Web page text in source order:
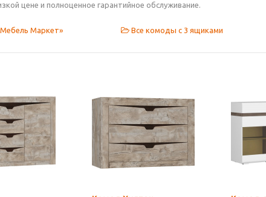
цене и полноценное гарантийное обслуживание.
Маркет» Все комоды с 3 ящиками